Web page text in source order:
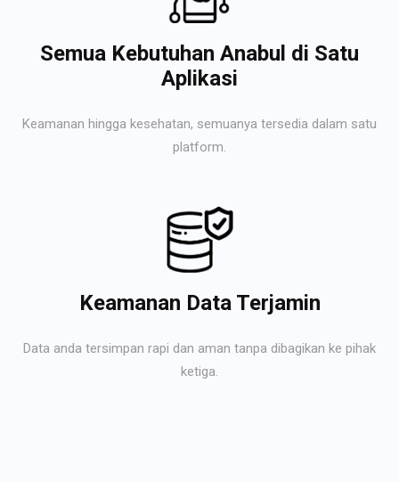
Semua Kebutuhan Anabul di Satu
Aplikasi
Keamanan hingga kesehatan, semuanya tersedia dalam satu
platform.
Keamanan Data Terjamin
Data anda tersimpan rapi dan aman tanpa dibagikan ke pihak
ketiga.